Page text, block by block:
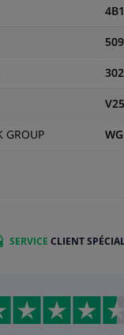
GROUP
SERVICE CLIENT